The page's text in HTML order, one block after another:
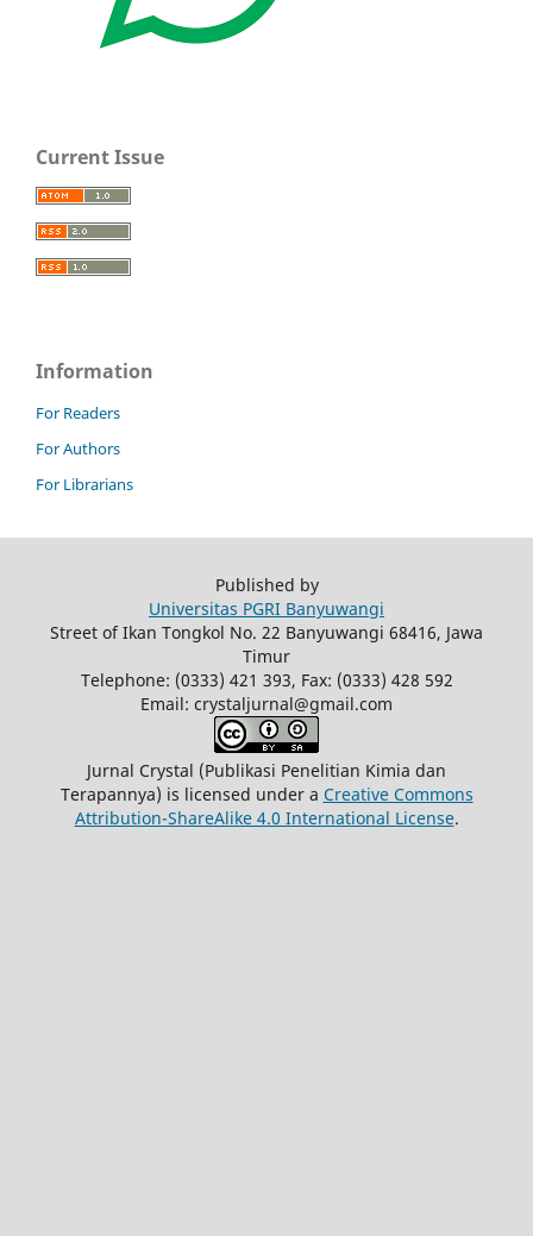
Current Issue
Information
For Readers
For Authors
For Librarians
Published by
Universitas PGRI Banyuwangi
Street of Ikan Tongkol No. 22 Banyuwangi 68416, Jawa
Timur
Telephone: (0333) 421 393, Fax: (0333) 428 592
Email: crystaljurnal@gmail.com
Jurnal Crystal (Publikasi Penelitian Kimia dan
Terapannya) is licensed under a Creative Commons
Attribution-ShareAlike 4.0 International License.